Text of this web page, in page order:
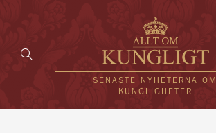
SENASTE NYHETERNA OM
KUNGLIGHETER